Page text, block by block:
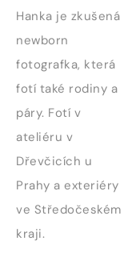
Hanka je zkušená
newborn
fotografka, která
fotí také rodiny a
páry. Fotí v
ateliéru v
Dřevčicích u
Prahy a exteriéry
ve Středočeském
kraji.